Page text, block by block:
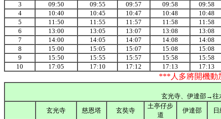
3
09:50 09:55 09:57 09:58
09:58
4
10:40 10:45 10:47 10:48
10:48
5
11:50 11:55 11:57 11:58
11:58
6
13:00 13:05 13:07 13:08
13:08
7
14:00 14:05 14:07 14:08
14:08
8
15:00 15:05 15:07 15:08
15:08
9
15:50 15:55 15:57 15:58
15:58
10
17:05 17:10 17:12 17:13 17:13
***人多將開機動
玄光寺、伊達邵→往
玄光寺
慈恩塔 玄奘寺
土亭仔步
道
伊達邵